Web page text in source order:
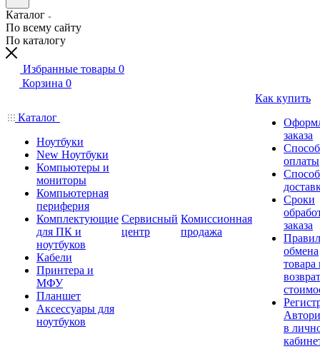
Каталог
По всему сайту
По каталогу
Избранные товары 0
Корзина 0
Каталог
Ноутбуки
New Ноутбуки
Компьютеры и
мониторы
Компьютерная
периферия
Комплектующие
для ПК и
ноутбуков
Кабели
Принтера и
МФУ
Планшет
Аксессуары для
ноутбуков
Сервисный
центр
Комиссионная
продажа
Как купить
заказа
оплаты
Сроки
заказа
обмена
товара
в